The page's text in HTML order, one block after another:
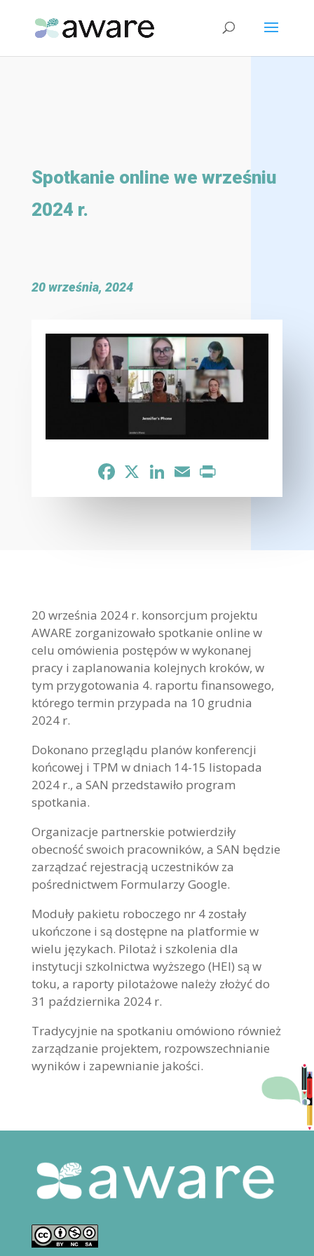
Spotkanie online we wrześniu
2024 r.
20 września, 2024
Facebook LinkedInEmail
20 września 2024 r. konsorcjum projektu
AWARE zorganizowało spotkanie online w
celu omówienia postępów w wykonanej
pracy i zaplanowania kolejnych kroków, w
tym przygotowania 4. raportu finansowego,
którego termin przypada na 10 grudnia
2024 r.
Dokonano przeglądu planów konferencji
końcowej i TPM w dniach 14-15 listopada
2024 r., a SAN przedstawiło program
spotkania.
Organizacje partnerskie potwierdziły
obecność swoich pracowników, a SAN będzie
zarządzać rejestracją uczestników za
pośrednictwem Formularzy Google.
Moduły pakietu roboczego nr 4 zostały
ukończone i są dostępne na platformie w
wielu językach. Pilotaż i szkolenia dla
instytucji szkolnictwa wyższego (HEI) są w
toku, a raporty pilotażowe należy złożyć do
31 października 2024 r.
Tradycyjnie na spotkaniu omówiono również
zarządzanie projektem, rozpowszechnianie
wyników i zapewnianie jakości.